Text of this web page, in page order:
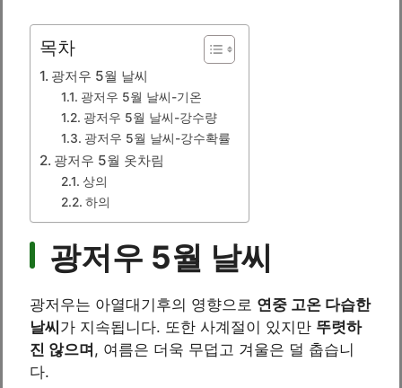
목차
광저우 5월 날씨
광저우 5월 날씨-기온
광저우 5월 날씨-강수량
광저우 5월 날씨-강수확률
광저우 5월 옷차림
상의
하의
광저우 5월 날씨
광저우는 아열대기후의 영향으로 연중 고온 다습한
날씨 가 지속됩니다. 또한 사계절이 있지만 뚜렷하
진 않으며 , 여름은 더욱 무덥고 겨울은 덜 춥습니
다.